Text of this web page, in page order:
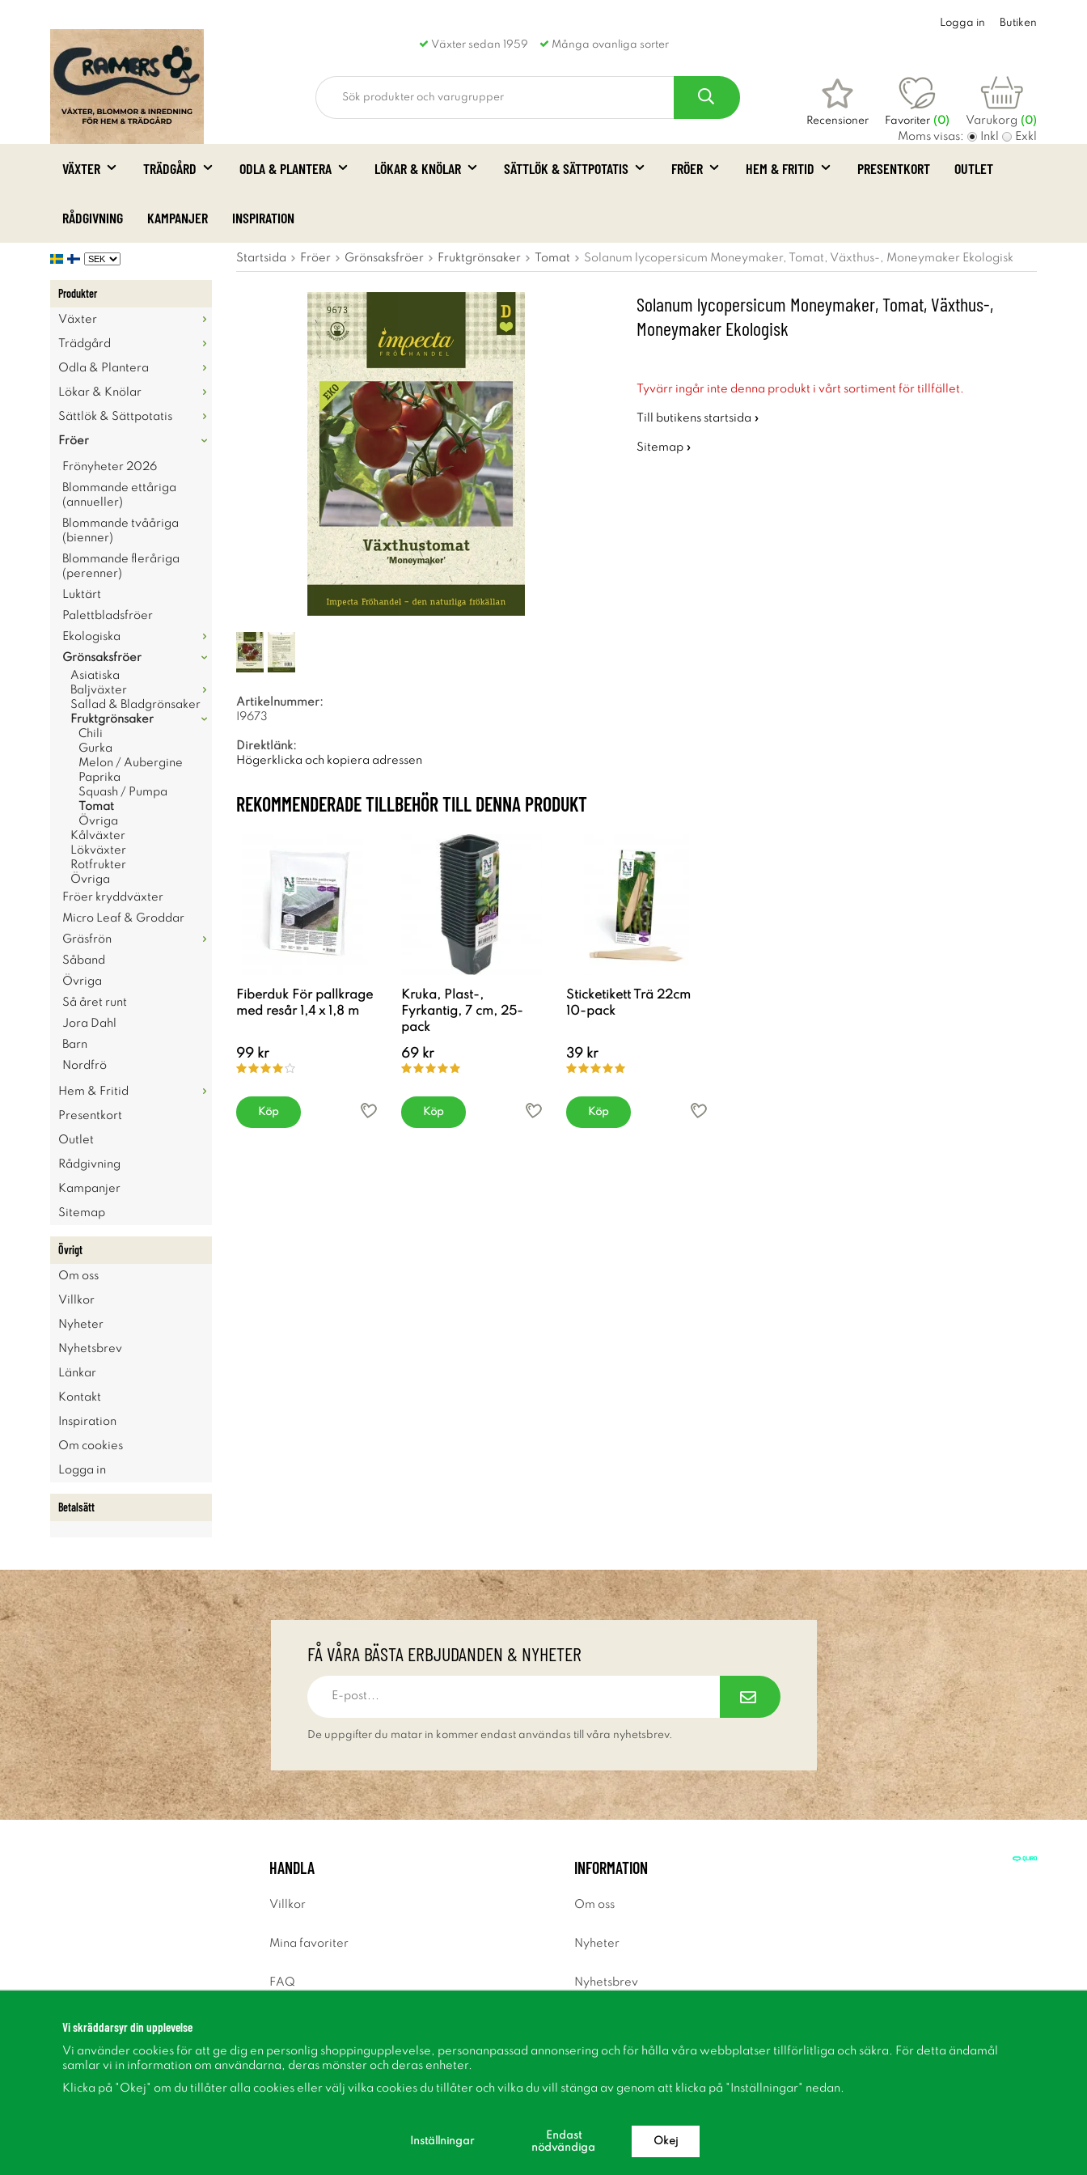
Växter sedan 1959 Många ovanliga sorter
Logga in Butiken
Recensioner Favoriter (0) Varukorg (0)
Moms visas: Inkl Exkl
VÄXTER TRÄDGÅRD ODLA & PLANTERA LÖKAR & KNÖLAR SÄTTLÖK & SÄTTPOTATIS FRÖER HEM & FRITID PRESENTKORT OUTLET
RÅDGIVNING KAMPANJER INSPIRATION
Produkter
Växter
Trädgård
Odla & Plantera
Lökar & Knölar
Sättlök & Sättpotatis
Fröer
Frönyheter 2026
Blommande ettåriga
(annueller)
Blommande tvååriga
(bienner)
Blommande fleråriga
(perenner)
Luktärt
Palettbladsfröer
Ekologiska
Grönsaksfröer
Asiatiska
Baljväxter
Sallad & Bladgrönsaker
Fruktgrönsaker
Chili
Gurka
Melon / Aubergine
Paprika
Squash / Pumpa
Tomat
Övriga
Kålväxter
Lökväxter
Rotfrukter
Övriga
Fröer kryddväxter
Micro Leaf & Groddar
Gräsfrön
Såband
Övriga
Så året runt
Jora Dahl
Barn
Nordfrö
Hem & Fritid
Presentkort
Outlet
Rådgivning
Kampanjer
Sitemap
Övrigt
Om oss
Villkor
Nyheter
Nyhetsbrev
Länkar
Kontakt
Inspiration
Om cookies
Logga in
Betalsätt
Startsida Fröer Grönsaksfröer Fruktgrönsaker Tomat Solanum lycopersicum Moneymaker, Tomat, Växthus-, Moneymaker Ekologisk
Solanum lycopersicum Moneymaker, Tomat, Växthus-,
Moneymaker Ekologisk
Tyvärr ingår inte denna produkt i vårt sortiment för tillfället.
Till butikens startsida »
Sitemap »
Artikelnummer:
I9673
Direktlänk:
Högerklicka och kopiera adressen
REKOMMENDERADE TILLBEHÖR TILL DENNA PRODUKT
Fiberduk För pallkrage
med resår 1,4 x 1,8 m
99 kr
Köp
Kruka, Plast-,
Fyrkantig, 7 cm, 25-
pack
69 kr
Köp
Sticketikett Trä 22cm
10-pack
39 kr
Köp
FÅ VÅRA BÄSTA ERBJUDANDEN & NYHETER
De uppgifter du matar in kommer endast användas till våra nyhetsbrev.
HANDLA
Villkor
Mina favoriter
FAQ
INFORMATION
Om oss
Nyheter
Nyhetsbrev
Inspiration
Vi skräddarsyr din upplevelse
Vi använder cookies för att ge dig en personlig shoppingupplevelse, personanpassad annonsering och för hålla våra webbplatser tillförlitliga och säkra. För detta ändamål
samlar vi in information om användarna, deras mönster och deras enheter.
Klicka på "Okej" om du tillåter alla cookies eller välj vilka cookies du tillåter och vilka du vill stänga av genom att klicka på "Inställningar" nedan.
Inställningar
Endast
nödvändiga
Okej